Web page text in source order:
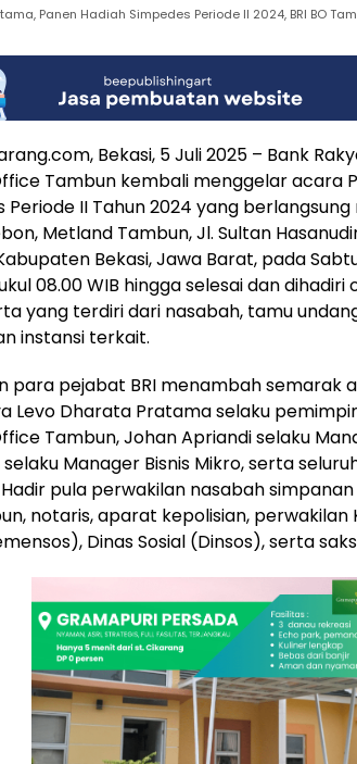
Panen Hadiah Simpedes Periode II 2024, BRI BO
Bekasi, 5 Juli 2025 – Bank
Tambun kembali menggelar acara
Periode II Tahun 2024 yang
Metland Tambun, Jl. Sultan
Bekasi, Jawa Barat, pada
08.00 WIB hingga selesai dan dihadiri
yang terdiri dari nasabah, tamu
instansi terkait.
para pejabat BRI menambah semarak
Levo Dharata Pratama selaku
Tambun, Johan Apriandi selaku
Manager Bisnis Mikro, serta
pula perwakilan nasabah simpanan
notaris, aparat kepolisian,
Dinas Sosial (Dinsos), serta